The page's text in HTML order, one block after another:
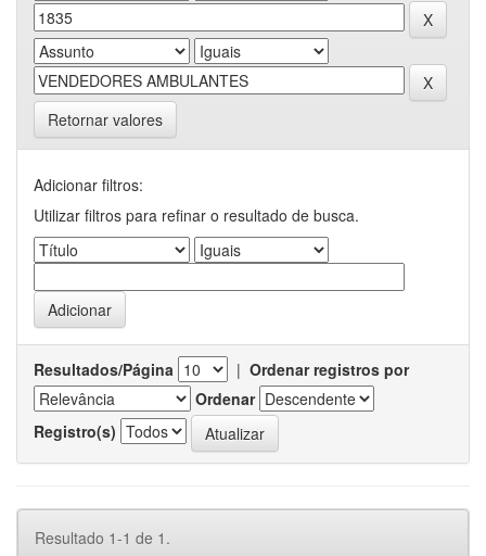
Retornar valores
Adicionar filtros:
Utilizar filtros para refinar o resultado de busca.
Resultados/Página | Ordenar registros por
Ordenar
Registro(s)
Resultado 1-1 de 1.